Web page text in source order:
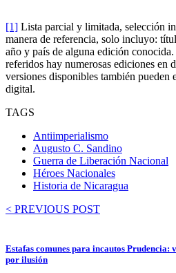
[1] Lista parcial y limitada, selección
manera de referencia, solo incluyo:
año y país de alguna edición
referidos hay numerosas ediciones en
versiones disponibles también pueden
digital.
TAGS
Antiimperialismo
Augusto C. Sandino
Guerra de Liberación Nacional
Héroes Nacionales
Historia de Nicaragua
< PREVIOUS POST
Estafas comunes para incautos Prudencia:
por ilusión